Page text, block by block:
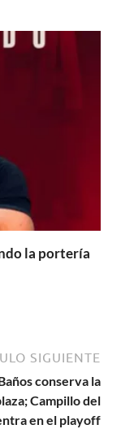
la portería
SIGUIENTE
conserva la
Campillo del
en el playoff